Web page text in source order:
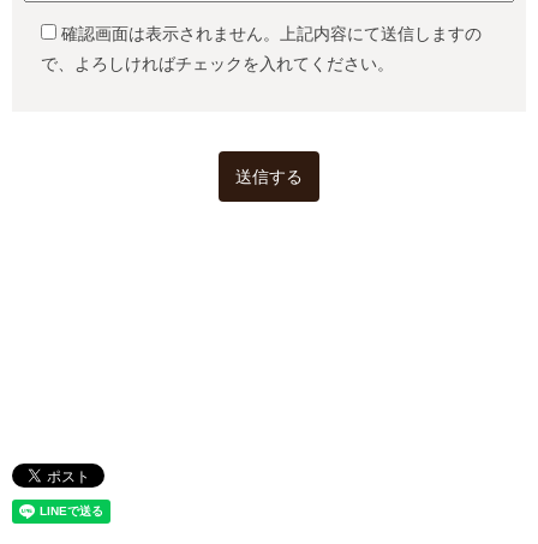
確認画面は表示されません。上記内容にて送信しますの
で、よろしければチェックを入れてください。